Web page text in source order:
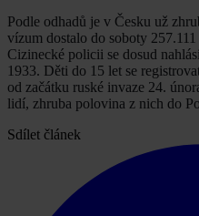
Podle odhadů je v Česku už
vízum dostalo do soboty
Cizinecké policii se dosud
1933. Děti do 15 let se
od začátku ruské invaze 24.
lidí, zhruba polovina z nich do
Sdílet článek